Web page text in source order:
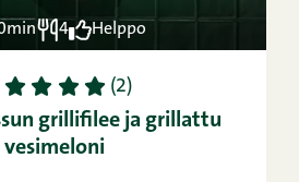
4 Helppo
2 3 4 5 (2)
grillifilee ja grillattu
vesimeloni